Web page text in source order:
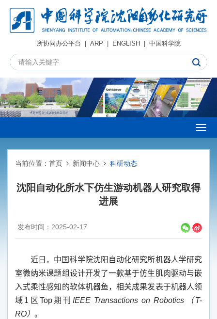
所协同办公平台 | ARP | ENGLISH| 中国科学院
当前位置： 首页 新闻中心 科研动态
沈阳自动化所水下仿生游动机器人研究取得
进展
发布时间：2025-02-17
近日，中国科学院沈阳自动化研究所机器人学研究
室微纳米课题组设计开发了一款基于仿生肌肉驱动与嵌
入式柔性感知的软体机器鱼，相关成果发表于机器人领
域 1 区 Top期刊 IEEE Transactions on Robotics （T-
RO） 。